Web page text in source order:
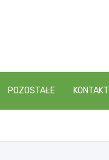
POZOSTAŁE KONTAKT